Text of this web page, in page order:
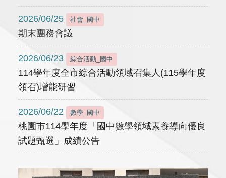
2026/06/25 社會_國中
期末團務會議
2026/06/23 綜合活動_國中
114學年度全市綜合活動領域召集人(115學年度
領召)增能研習
2026/06/22 數學_國中
桃園市114學年度「國中數學領域素養導向優良
試題甄選」成績公告